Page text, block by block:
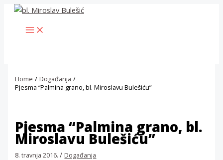
Skip
content
MAIN
MENU
Home
Događanja
Pjesma “Palmina grano, bl. Miroslavu Bulešiću”
Pjesma “Palmina grano, bl.
Miroslavu Bulešiću”
8. travnja 2016./ Događanja